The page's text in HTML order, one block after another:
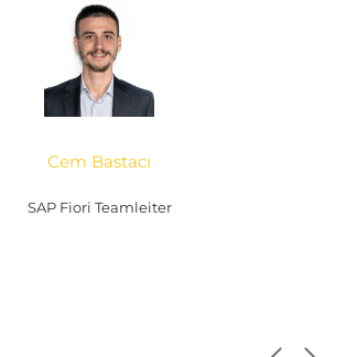
Cem Bastacı
SAP Fiori Teamleiter